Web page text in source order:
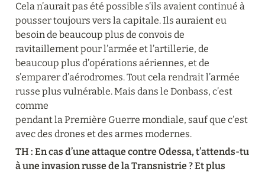
Cela n’aurait pas été possible s’ils avaient continué à
pousser toujours vers la capitale. Ils auraient eu
besoin de beaucoup plus de convois de
ravitaillement pour l’armée et l’artillerie, de
beaucoup plus d’opérations aériennes, et de
s’emparer d’aérodromes. Tout cela rendrait l’armée
russe plus vulnérable. Mais dans le Donbass, c’est
comme
pendant la Première Guerre mondiale, sauf que c’est
avec des drones et des armes modernes.
TH : En cas d’une attaque contre Odessa, t’attends-tu
à une invasion russe de la Transnistrie ? Et plus